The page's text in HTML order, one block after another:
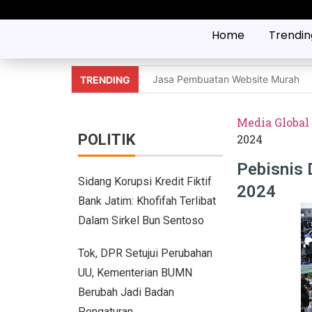
Home
TRENDING Jasa Pembuatan Website Murah
10 Mobil Klasik yang Jadi Incaran
Jaecoo J8 vs Hyundai Santa Fe
Pebisnis Diler Prediksi Penjualan
GIIAS Bandung 2025 Tampilkan
GIIAS Bandung 2025: Sinergi
Lebih Banyak Pilihan, Ini
Trio Unggulan Suzuki di GIIAS
POLITIK
Sidang Korupsi Kredit Fiktif
Bank Jatim: Khofifah Terlibat
Dalam Sirkel Bun Sentoso
Tok, DPR Setujui Perubahan
UU, Kementerian BUMN
Berubah Jadi Badan
Media Global
2024
Pebisnis
2024